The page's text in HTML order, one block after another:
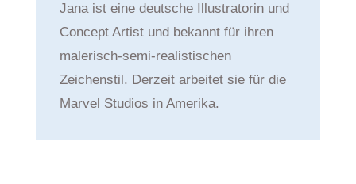
Jana ist eine deutsche Illustratorin und
Concept Artist und bekannt für ihren
malerisch-semi-realistischen
Zeichenstil. Derzeit arbeitet sie für die
Marvel Studios in Amerika.